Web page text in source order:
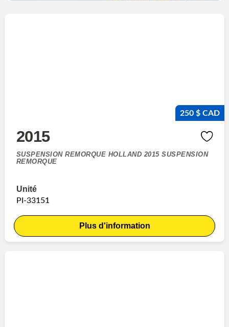
250 $ CAD
2015
SUSPENSION REMORQUE HOLLAND 2015 SUSPENSION
REMORQUE
Unité
PI-33151
Plus d'information